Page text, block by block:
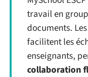
travail en
documents.
facilitent les
enseignants,
collaboration